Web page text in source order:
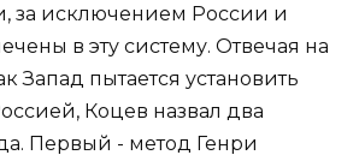
за исключением России и
в эту систему. Отвечая на
Запад пытается установить
Коцев назвал два
Первый - метод Генри